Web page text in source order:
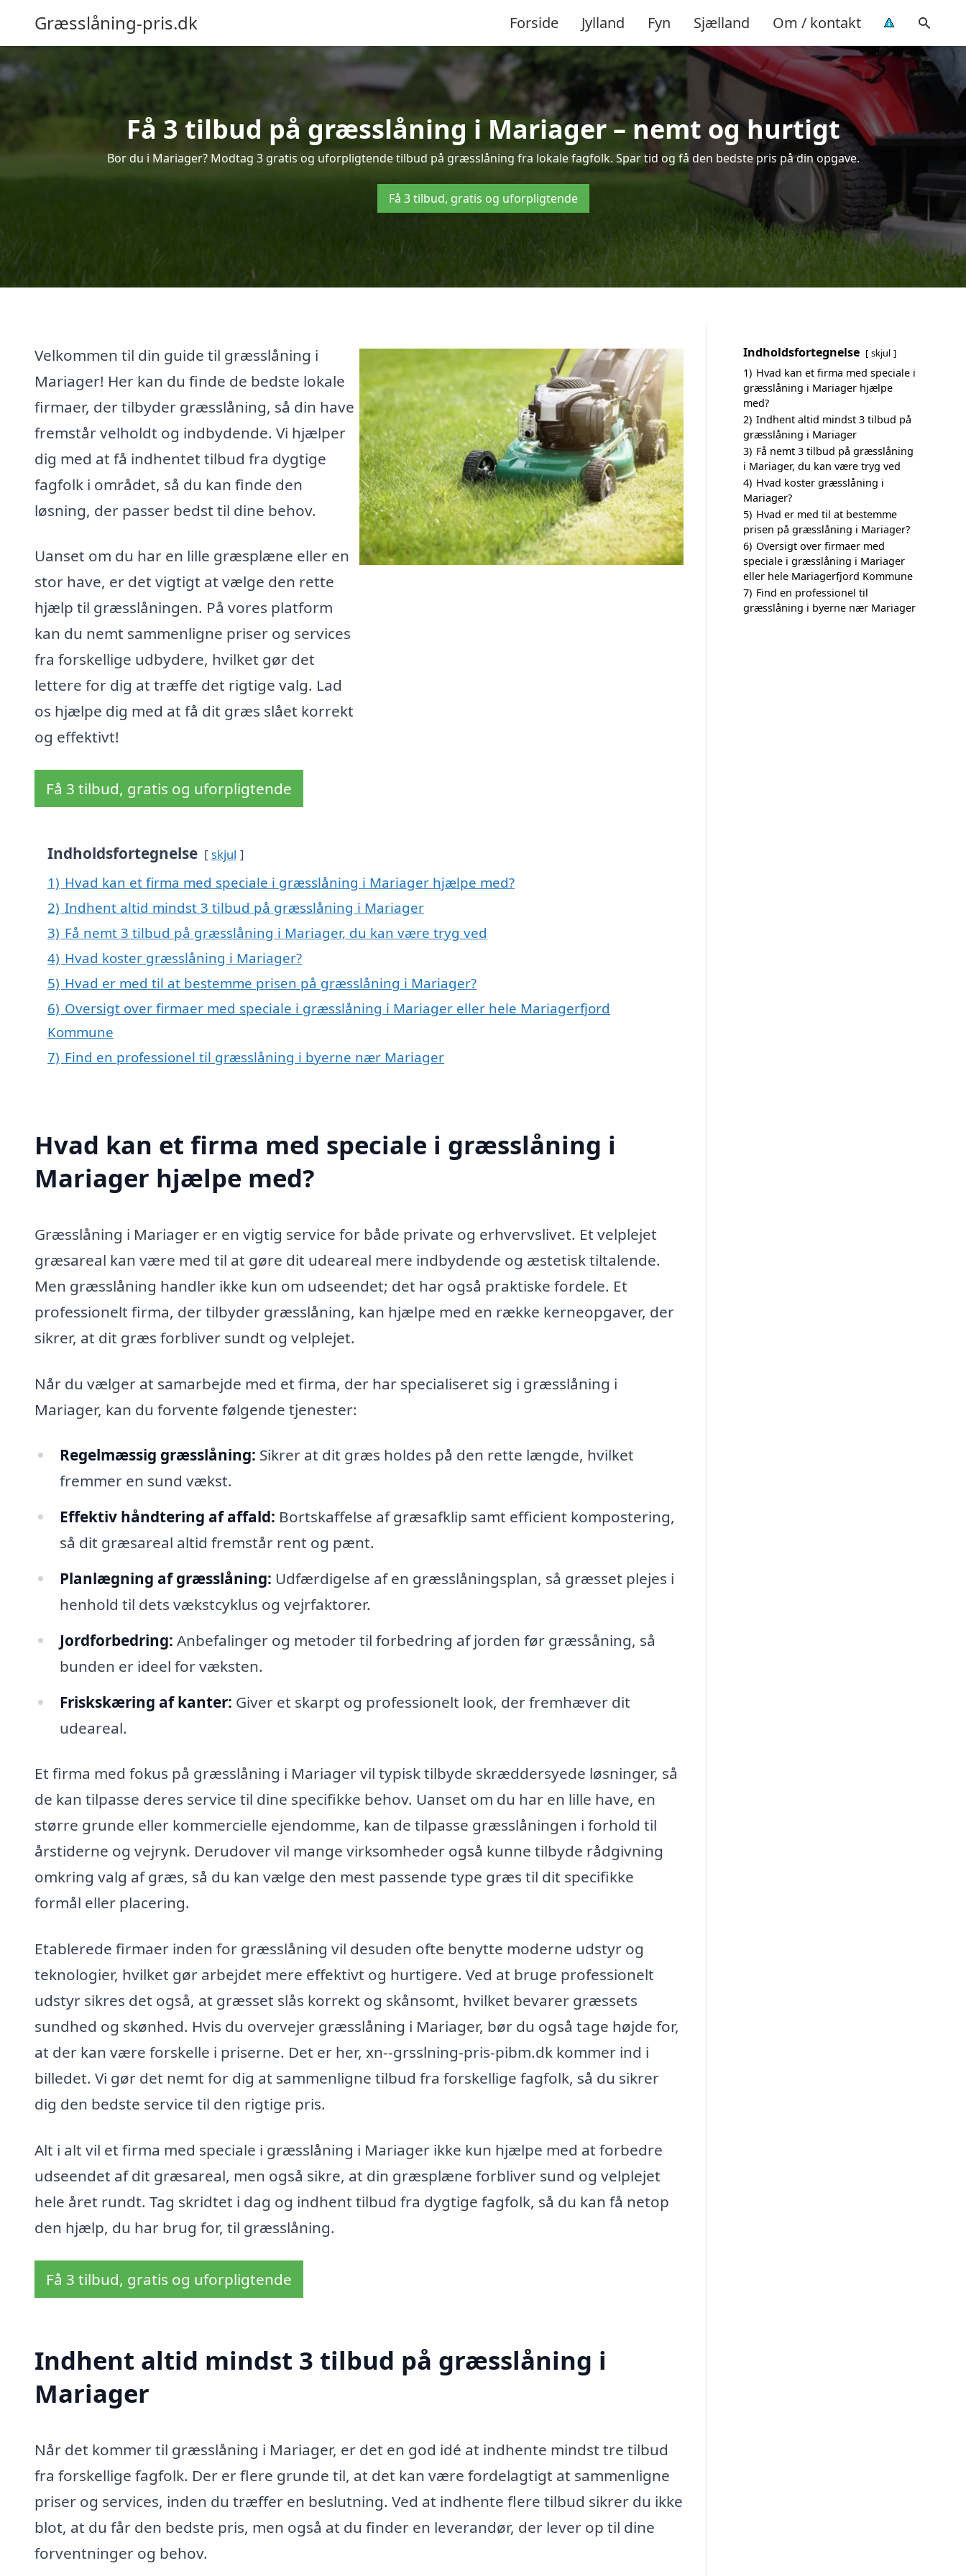
Græsslåning-pris.dk Forside Jylland Fyn Sjælland Om / kontakt
Få 3 tilbud på græsslåning i Mariager – nemt og hurtigt
Bor du i Mariager? Modtag 3 gratis og uforpligtende tilbud på græsslåning fra lokale fagfolk. Spar tid og få den bedste pris på din opgave.
Få 3 tilbud, gratis og uforpligtende
Velkommen til din guide til græsslåning i
Mariager! Her kan du finde de bedste lokale
firmaer, der tilbyder græsslåning, så din have
fremstår velholdt og indbydende. Vi hjælper
dig med at få indhentet tilbud fra dygtige
fagfolk i området, så du kan finde den
løsning, der passer bedst til dine behov.
Uanset om du har en lille græsplæne eller en
stor have, er det vigtigt at vælge den rette
hjælp til græsslåningen. På vores platform
kan du nemt sammenligne priser og services
fra forskellige udbydere, hvilket gør det
lettere for dig at træffe det rigtige valg. Lad
os hjælpe dig med at få dit græs slået korrekt
og effektivt!
Få 3 tilbud, gratis og uforpligtende
Indholdsfortegnelse skjul
1) Hvad kan et firma med speciale i græsslåning i Mariager hjælpe med?
2) Indhent altid mindst 3 tilbud på græsslåning i Mariager
3) Få nemt 3 tilbud på græsslåning i Mariager, du kan være tryg ved
4) Hvad koster græsslåning i Mariager?
5) Hvad er med til at bestemme prisen på græsslåning i Mariager?
6) Oversigt over firmaer med speciale i græsslåning i Mariager eller hele Mariagerfjord
Kommune
7) Find en professionel til græsslåning i byerne nær Mariager
Hvad kan et firma med speciale i græsslåning i
Mariager hjælpe med?
Græsslåning i Mariager er en vigtig service for både private og erhvervslivet. Et velplejet
græsareal kan være med til at gøre dit udeareal mere indbydende og æstetisk tiltalende.
Men græsslåning handler ikke kun om udseendet; det har også praktiske fordele. Et
professionelt firma, der tilbyder græsslåning, kan hjælpe med en række kerneopgaver, der
sikrer, at dit græs forbliver sundt og velplejet.
Når du vælger at samarbejde med et firma, der har specialiseret sig i græsslåning i
Mariager, kan du forvente følgende tjenester:
Regelmæssig græsslåning: Sikrer at dit græs holdes på den rette længde, hvilket
fremmer en sund vækst.
Effektiv håndtering af affald: Bortskaffelse af græsafklip samt efficient kompostering,
så dit græsareal altid fremstår rent og pænt.
Planlægning af græsslåning: Udfærdigelse af en græsslåningsplan, så græsset plejes i
henhold til dets vækstcyklus og vejrfaktorer.
Jordforbedring: Anbefalinger og metoder til forbedring af jorden før græssåning, så
bunden er ideel for væksten.
Friskskæring af kanter: Giver et skarpt og professionelt look, der fremhæver dit
udeareal.
Et firma med fokus på græsslåning i Mariager vil typisk tilbyde skræddersyede løsninger, så
de kan tilpasse deres service til dine specifikke behov. Uanset om du har en lille have, en
større grunde eller kommercielle ejendomme, kan de tilpasse græsslåningen i forhold til
årstiderne og vejrynk. Derudover vil mange virksomheder også kunne tilbyde rådgivning
omkring valg af græs, så du kan vælge den mest passende type græs til dit specifikke
formål eller placering.
Etablerede firmaer inden for græsslåning vil desuden ofte benytte moderne udstyr og
teknologier, hvilket gør arbejdet mere effektivt og hurtigere. Ved at bruge professionelt
udstyr sikres det også, at græsset slås korrekt og skånsomt, hvilket bevarer græssets
sundhed og skønhed. Hvis du overvejer græsslåning i Mariager, bør du også tage højde for,
at der kan være forskelle i priserne. Det er her, xn--grsslning-pris-pibm.dk kommer ind i
billedet. Vi gør det nemt for dig at sammenligne tilbud fra forskellige fagfolk, så du sikrer
dig den bedste service til den rigtige pris.
Alt i alt vil et firma med speciale i græsslåning i Mariager ikke kun hjælpe med at forbedre
udseendet af dit græsareal, men også sikre, at din græsplæne forbliver sund og velplejet
hele året rundt. Tag skridtet i dag og indhent tilbud fra dygtige fagfolk, så du kan få netop
den hjælp, du har brug for, til græsslåning.
Få 3 tilbud, gratis og uforpligtende
Indhent altid mindst 3 tilbud på græsslåning i
Mariager
Når det kommer til græsslåning i Mariager, er det en god idé at indhente mindst tre tilbud
fra forskellige fagfolk. Der er flere grunde til, at det kan være fordelagtigt at sammenligne
priser og services, inden du træffer en beslutning. Ved at indhente flere tilbud sikrer du ikke
blot, at du får den bedste pris, men også at du finder en leverandør, der lever op til dine
forventninger og behov.
Indholdsfortegnelse skjul
1) Hvad kan et firma med speciale i
græsslåning i Mariager hjælpe
med?
2) Indhent altid mindst 3 tilbud på
græsslåning i Mariager
3) Få nemt 3 tilbud på græsslåning
i Mariager, du kan være tryg ved
4) Hvad koster græsslåning i
Mariager?
5) Hvad er med til at bestemme
prisen på græsslåning i Mariager?
6) Oversigt over firmaer med
speciale i græsslåning i Mariager
eller hele Mariagerfjord Kommune
7) Find en professionel til
græsslåning i byerne nær Mariager